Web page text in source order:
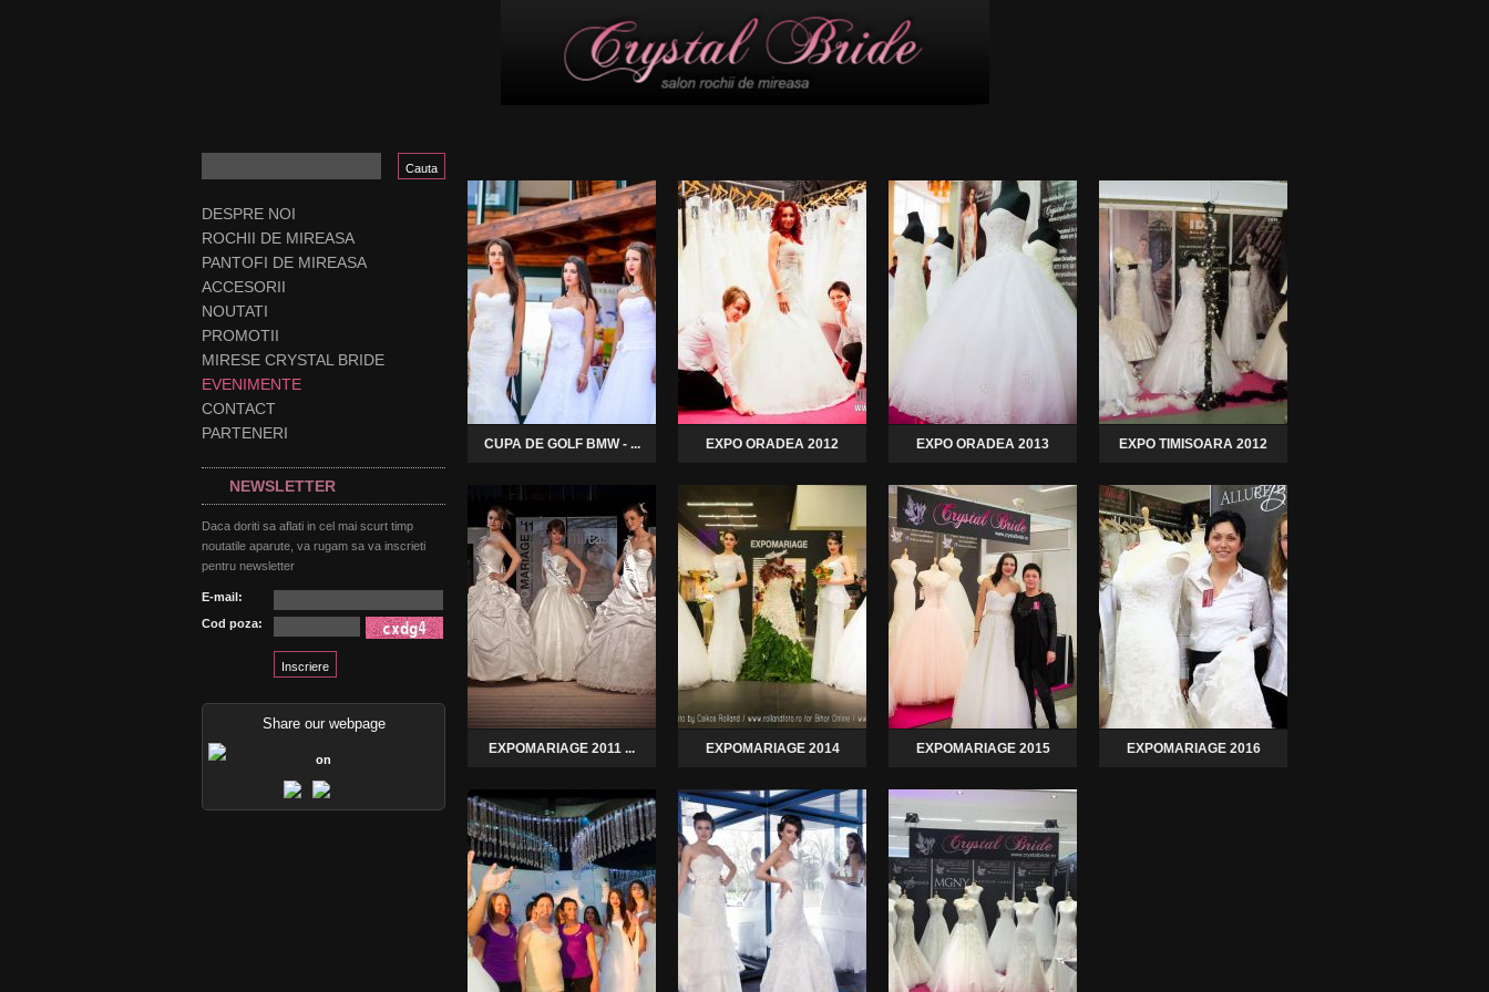
DESPRE NOI
ROCHII DE MIREASA
PANTOFI DE MIREASA
ACCESORII
NOUTATI
PROMOTII
MIRESE CRYSTAL BRIDE
EVENIMENTE
CONTACT
PARTENERI
NEWSLETTER
Daca doriti sa aflati in cel mai scurt timp
noutatile aparute, va rugam sa va inscrieti
pentru newsletter
E-mail:
Cod poza:
Share our webpage
on
CUPA DE GOLF BMW - ... EXPO ORADEA 2012 EXPO ORADEA 2013 EXPO TIMISOARA 2012
EXPOMARIAGE 2011 ... EXPOMARIAGE 2014 EXPOMARIAGE 2015 EXPOMARIAGE 2016